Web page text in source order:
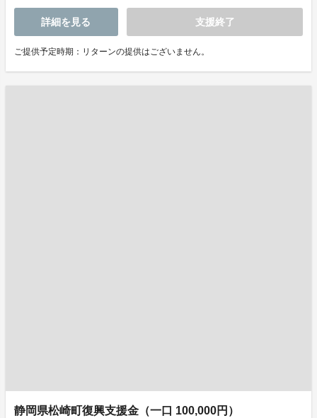
詳細を見る 支援終了
ご提供予定時期：リターンの提供はございません。
静岡県松崎町復興支援金（一口 100,000円）